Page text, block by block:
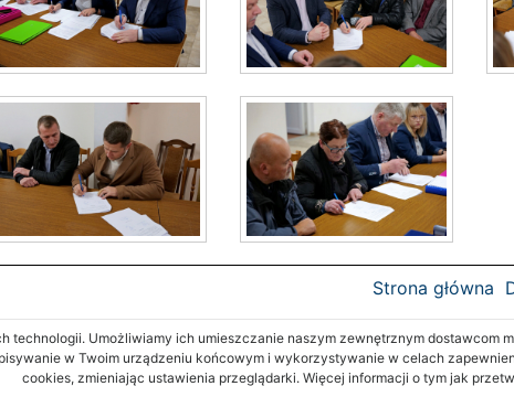
Strona główna
technologii. Umożliwiamy ich umieszczanie naszym zewnętrznym dostawcom
w Twoim urządzeniu końcowym i wykorzystywanie w celach
cookies, zmieniając ustawienia przeglądarki. Więcej informacji o tym jak